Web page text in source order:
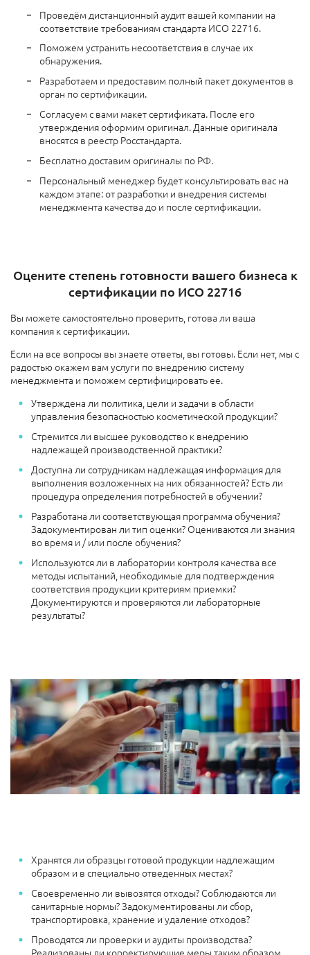
Проведём дистанционный аудит вашей компании на
соответствие требованиям стандарта ИСО 22716.
Поможем устранить несоответствия в случае их
обнаружения.
Разработаем и предоставим полный пакет документов в
орган по сертификации.
Согласуем с вами макет сертификата. После его
утверждения оформим оригинал. Данные оригинала
вносятся в реестр Росстандарта.
Бесплатно доставим оригиналы по РФ.
Персональный менеджер будет консультировать вас на
каждом этапе: от разработки и внедрения системы
менеджмента качества до и после сертификации.
Оцените степень готовности вашего бизнеса к
сертификации по ИСО 22716
Вы можете самостоятельно проверить, готова ли ваша
компания к сертификации.
Если на все вопросы вы знаете ответы, вы готовы. Если нет, мы с
радостью окажем вам услуги по внедрению систему
менеджмента и поможем сертифицировать ее.
Утверждена ли политика, цели и задачи в области
управления безопасностью косметической продукции?
Стремится ли высшее руководство к внедрению
надлежащей производственной практики?
Доступна ли сотрудникам надлежащая информация для
выполнения возложенных на них обязанностей? Есть ли
процедура определения потребностей в обучении?
Разработана ли соответствующая программа обучения?
Задокументирован ли тип оценки? Оцениваются ли знания
во время и / или после обучения?
Используются ли в лаборатории контроля качества все
методы испытаний, необходимые для подтверждения
соответствия продукции критериям приемки?
Документируются и проверяются ли лабораторные
результаты?
Хранятся ли образцы готовой продукции надлежащим
образом и в специально отведенных местах?
Своевременно ли вывозятся отходы? Соблюдаются ли
санитарные нормы? Задокументированы ли сбор,
транспортировка, хранение и удаление отходов?
Проводятся ли проверки и аудиты производства?